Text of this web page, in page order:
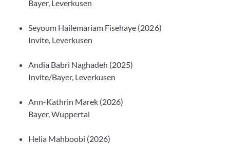
Bayer, Leverkusen
Seyoum Hailemariam Fisehaye (2026)
Invite, Leverkusen
Andia Babri Naghadeh (2025)
Invite/Bayer, Leverkusen
Ann-Kathrin Marek (2026)
Bayer, Wuppertal
Helia Mahboobi (2026)